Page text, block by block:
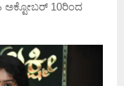
ಅಕ್ಟೋಬರ್ 10ರಿಂದ